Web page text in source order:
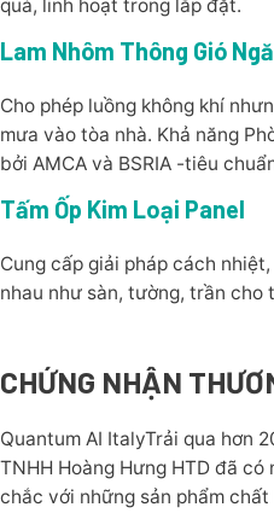
quả, linh hoạt trong lắp đặt.
Lam Nhôm Thông Gió
Cho phép luồng không khí
mưa vào tòa nhà. Khả năng
bởi AMCA và BSRIA -tiêu
Tấm Ốp Kim Loại Panel
Cung cấp giải pháp cách
nhau như sàn, tường, trần cho
CHỨNG NHẬN
Quantum AI ItalyTrải qua hơn
TNHH Hoàng Hưng HTD đã
chắc với những sản phẩm